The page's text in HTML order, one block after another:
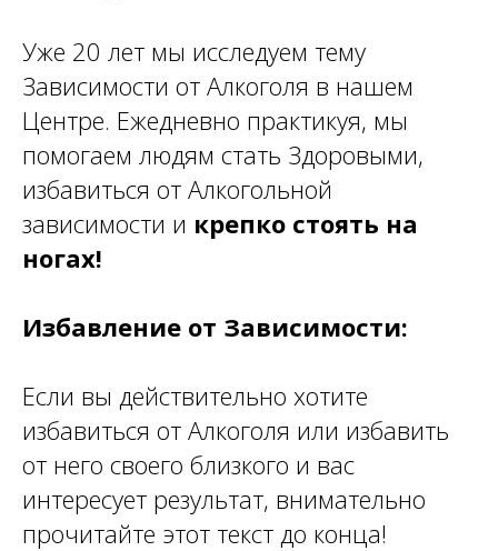
Уже 20 лет мы исследуем тему
Зависимости от Алкоголя в нашем
Центре. Ежедневно практикуя, мы
помогаем людям стать Здоровыми,
избавиться от Алкогольной
зависимости и крепко стоять на
ногах!
Избавление от Зависимости:
Если вы действительно хотите
избавиться от Алкоголя или избавить
от него своего близкого и вас
интересует результат, внимательно
прочитайте этот текст до конца!